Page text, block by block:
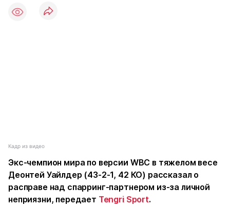
Кадр из видео
Экс-чемпион мира по версии WBC в тяжелом весе
Деонтей Уайлдер (43-2-1, 42 КО) рассказал о
расправе над спарринг-партнером из-за личной
неприязни, передает Tengri Sport.